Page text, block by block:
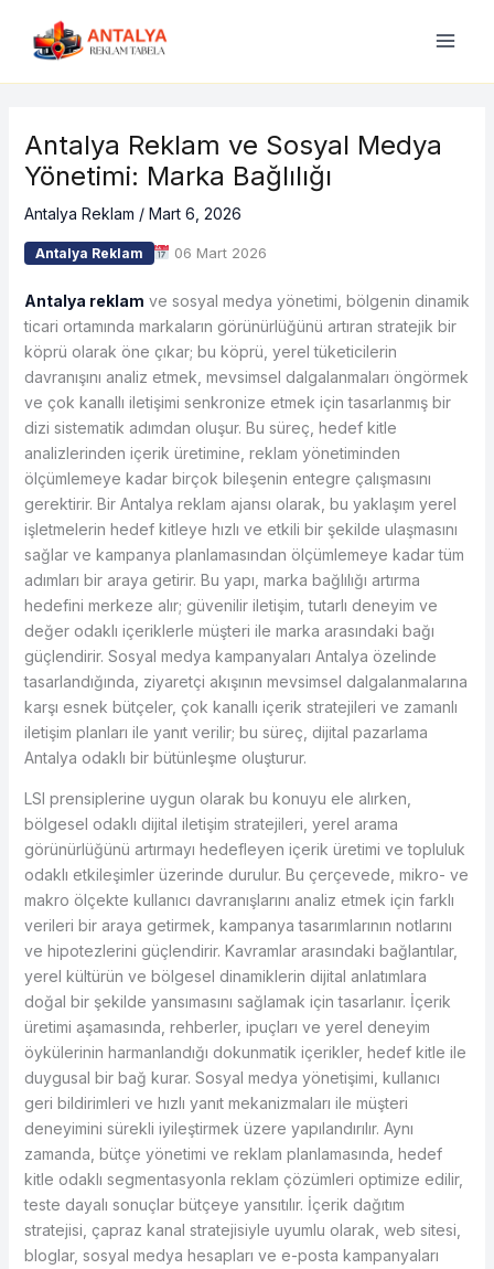
Antalya Reklam ve Sosyal Medya
Yönetimi: Marka Bağlılığı
Antalya Reklam / Mart 6, 2026
Antalya Reklam 06 Mart 2026
Antalya reklam ve sosyal medya yönetimi, bölgenin dinamik
ticari ortamında markaların görünürlüğünü artıran stratejik bir
köprü olarak öne çıkar; bu köprü, yerel tüketicilerin
davranışını analiz etmek, mevsimsel dalgalanmaları öngörmek
ve çok kanallı iletişimi senkronize etmek için tasarlanmış bir
dizi sistematik adımdan oluşur. Bu süreç, hedef kitle
analizlerinden içerik üretimine, reklam yönetiminden
ölçümlemeye kadar birçok bileşenin entegre çalışmasını
gerektirir. Bir Antalya reklam ajansı olarak, bu yaklaşım yerel
işletmelerin hedef kitleye hızlı ve etkili bir şekilde ulaşmasını
sağlar ve kampanya planlamasından ölçümlemeye kadar tüm
adımları bir araya getirir. Bu yapı, marka bağlılığı artırma
hedefini merkeze alır; güvenilir iletişim, tutarlı deneyim ve
değer odaklı içeriklerle müşteri ile marka arasındaki bağı
güçlendirir. Sosyal medya kampanyaları Antalya özelinde
tasarlandığında, ziyaretçi akışının mevsimsel dalgalanmalarına
karşı esnek bütçeler, çok kanallı içerik stratejileri ve zamanlı
iletişim planları ile yanıt verilir; bu süreç, dijital pazarlama
Antalya odaklı bir bütünleşme oluşturur.
LSI prensiplerine uygun olarak bu konuyu ele alırken,
bölgesel odaklı dijital iletişim stratejileri, yerel arama
görünürlüğünü artırmayı hedefleyen içerik üretimi ve topluluk
odaklı etkileşimler üzerinde durulur. Bu çerçevede, mikro- ve
makro ölçekte kullanıcı davranışlarını analiz etmek için farklı
verileri bir araya getirmek, kampanya tasarımlarının notlarını
ve hipotezlerini güçlendirir. Kavramlar arasındaki bağlantılar,
yerel kültürün ve bölgesel dinamiklerin dijital anlatımlara
doğal bir şekilde yansımasını sağlamak için tasarlanır. İçerik
üretimi aşamasında, rehberler, ipuçları ve yerel deneyim
öykülerinin harmanlandığı dokunmatik içerikler, hedef kitle ile
duygusal bir bağ kurar. Sosyal medya yönetişimi, kullanıcı
geri bildirimleri ve hızlı yanıt mekanizmaları ile müşteri
deneyimini sürekli iyileştirmek üzere yapılandırılır. Aynı
zamanda, bütçe yönetimi ve reklam planlamasında, hedef
kitle odaklı segmentasyonla reklam çözümleri optimize edilir,
teste dayalı sonuçlar bütçeye yansıtılır. İçerik dağıtım
stratejisi, çapraz kanal stratejisiyle uyumlu olarak, web sitesi,
bloglar, sosyal medya hesapları ve e-posta kampanyaları